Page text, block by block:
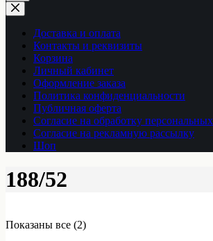
Ничего
не
найденоДоставка и оплата
Контакты и реквизиты
Корзина
Личный кабинет
Оформление заказа
Политика конфиденциальности
Публичная оферта
Согласие на обработку
Согласие на рекламную рассылку
Шоп
188/52
Показаны все (2)